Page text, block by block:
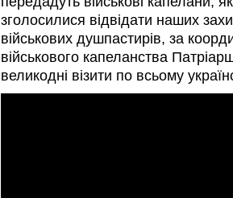
зголосилися відвідати наших
військових душпастирів, за
військового капеланства
великодні візити по всьому